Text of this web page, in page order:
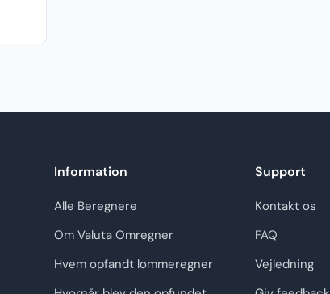
Information
Alle Beregnere
Om Valuta Omregner
Hvem opfandt lommeregner
Support
Kontakt os
FAQ
Vejledning